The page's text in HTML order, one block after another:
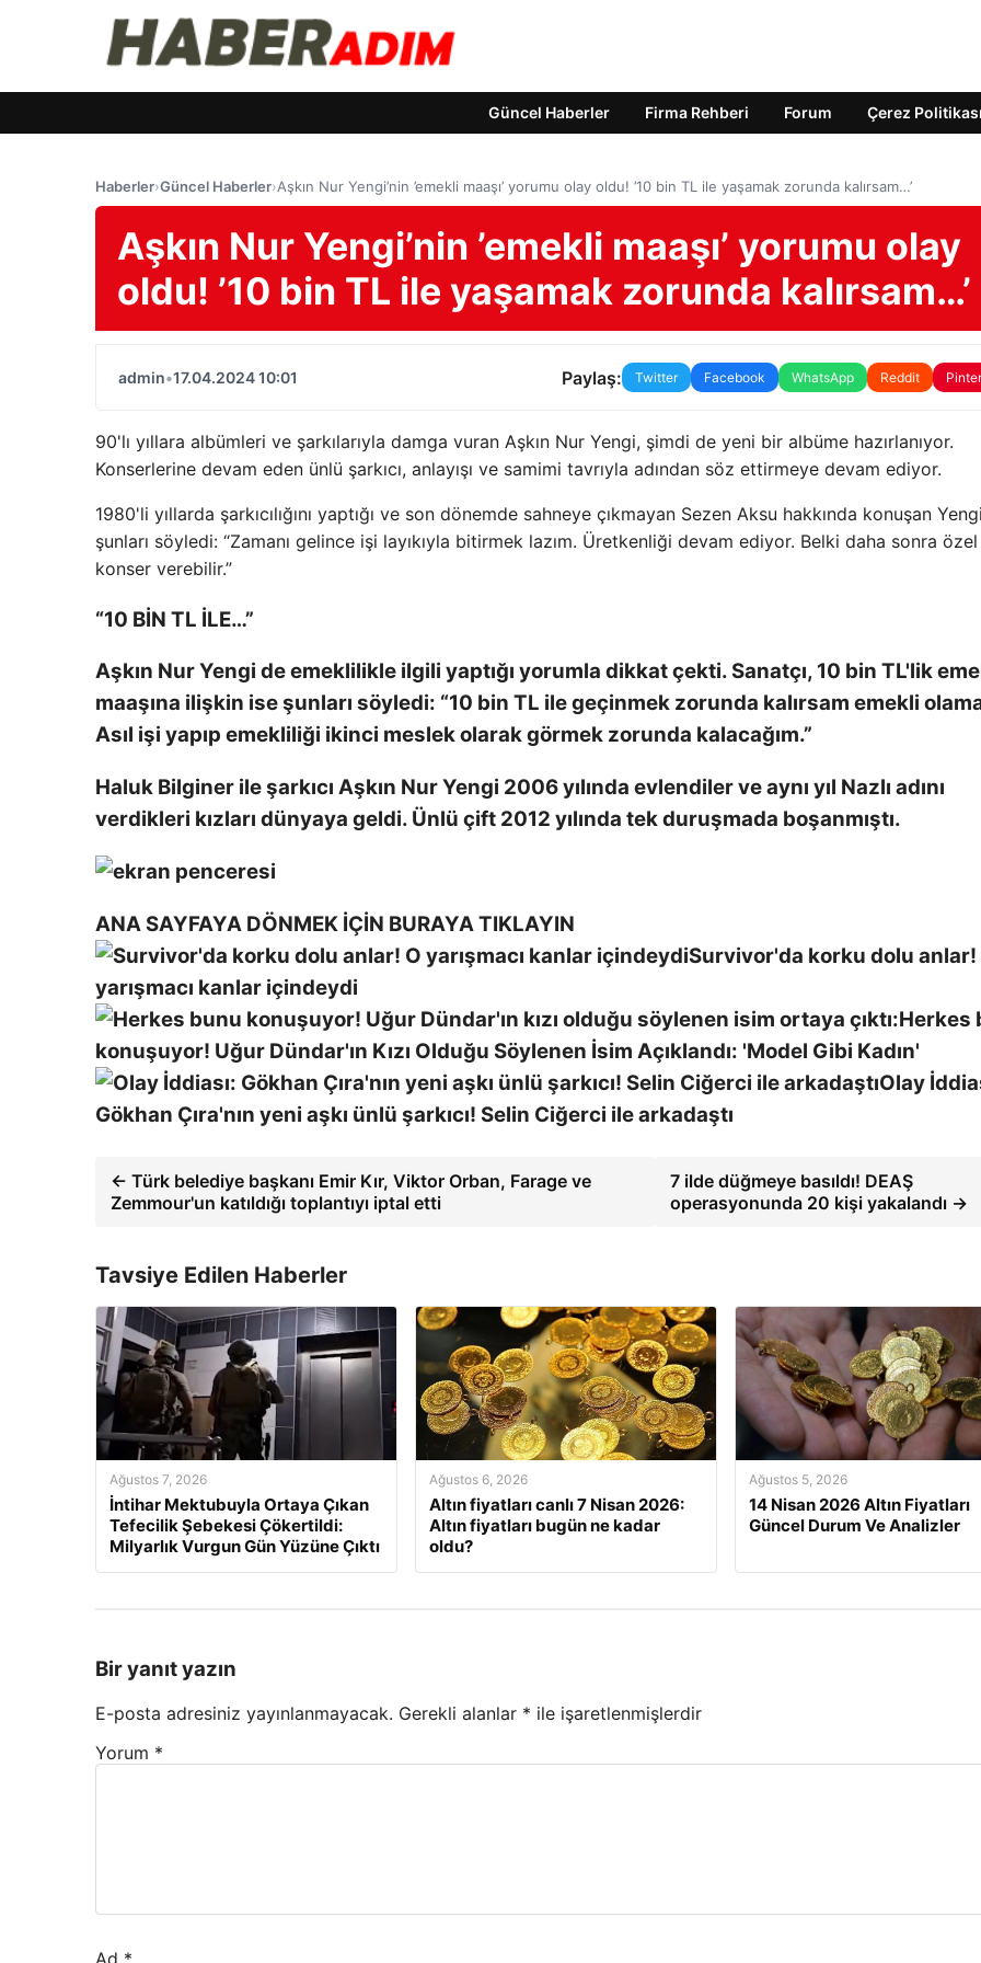
Güncel Haberler Firma Rehberi Forum Çerez Politikası
Haberler›Güncel Haberler›Aşkın Nur Yengi’nin ’emekli maaşı’ yorumu olay oldu! ’10 bin TL ile yaşamak zorunda kalırsam…’
Aşkın Nur Yengi’nin ’emekli maaşı’ yorumu olay
oldu! ’10 bin TL ile yaşamak zorunda kalırsam…’
admin•17.04.2024 10:01 Paylaş: Twitter Facebook WhatsApp Reddit
90'lı yıllara albümleri ve şarkılarıyla damga vuran Aşkın Nur Yengi, şimdi de yeni bir albüme hazırlanıyor.
Konserlerine devam eden ünlü şarkıcı, anlayışı ve samimi tavrıyla adından söz ettirmeye devam ediyor.
1980'li yıllarda şarkıcılığını yaptığı ve son dönemde sahneye çıkmayan Sezen Aksu hakkında konuşan
şunları söyledi: “Zamanı gelince işi layıkıyla bitirmek lazım. Üretkenliği devam ediyor. Belki daha sonra
konser verebilir.”
“10 BİN TL İLE…”
Aşkın Nur Yengi de emeklilikle ilgili yaptığı yorumla dikkat çekti. Sanatçı, 10 bin TL'lik
maaşına ilişkin ise şunları söyledi: “10 bin TL ile geçinmek zorunda kalırsam emekli
Asıl işi yapıp emekliliği ikinci meslek olarak görmek zorunda kalacağım.”
Haluk Bilginer ile şarkıcı Aşkın Nur Yengi 2006 yılında evlendiler ve aynı yıl Nazlı adını
verdikleri kızları dünyaya geldi. Ünlü çift 2012 yılında tek duruşmada boşanmıştı.
ANA SAYFAYA DÖNMEK İÇİN BURAYA TIKLAYIN
Survivor'da korku dolu anlar!
yarışmacı kanlar içindeydi
Herkes
konuşuyor! Uğur Dündar'ın Kızı Olduğu Söylenen İsim Açıklandı: 'Model Gibi Kadın'
Olay
Gökhan Çıra'nın yeni aşkı ünlü şarkıcı! Selin Ciğerci ile arkadaştı
← Türk belediye başkanı Emir Kır, Viktor Orban, Farage ve
Zemmour'un katıldığı toplantıyı iptal etti
7 ilde düğmeye basıldı! DEAŞ
operasyonunda 20 kişi yakalandı →
Tavsiye Edilen Haberler
Ağustos 7, 2026
İntihar Mektubuyla Ortaya Çıkan
Tefecilik Şebekesi Çökertildi:
Milyarlık Vurgun Gün Yüzüne Çıktı
Ağustos 6, 2026
Altın fiyatları canlı 7 Nisan 2026:
Altın fiyatları bugün ne kadar
oldu?
Ağustos 5, 2026
14 Nisan 2026 Altın Fiyatları
Güncel Durum Ve Analizler
Bir yanıt yazın
E-posta adresiniz yayınlanmayacak. Gerekli alanlar * ile işaretlenmişlerdir
Yorum *